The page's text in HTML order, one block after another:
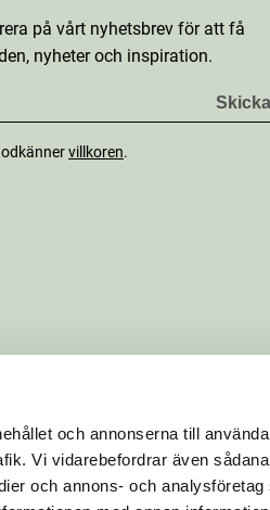
och annonserna till
Vi vidarebefordrar även
och annons- och analysföretag
på vårt nyhetsbrev för att få
nyheter och inspiration.
villkoren.